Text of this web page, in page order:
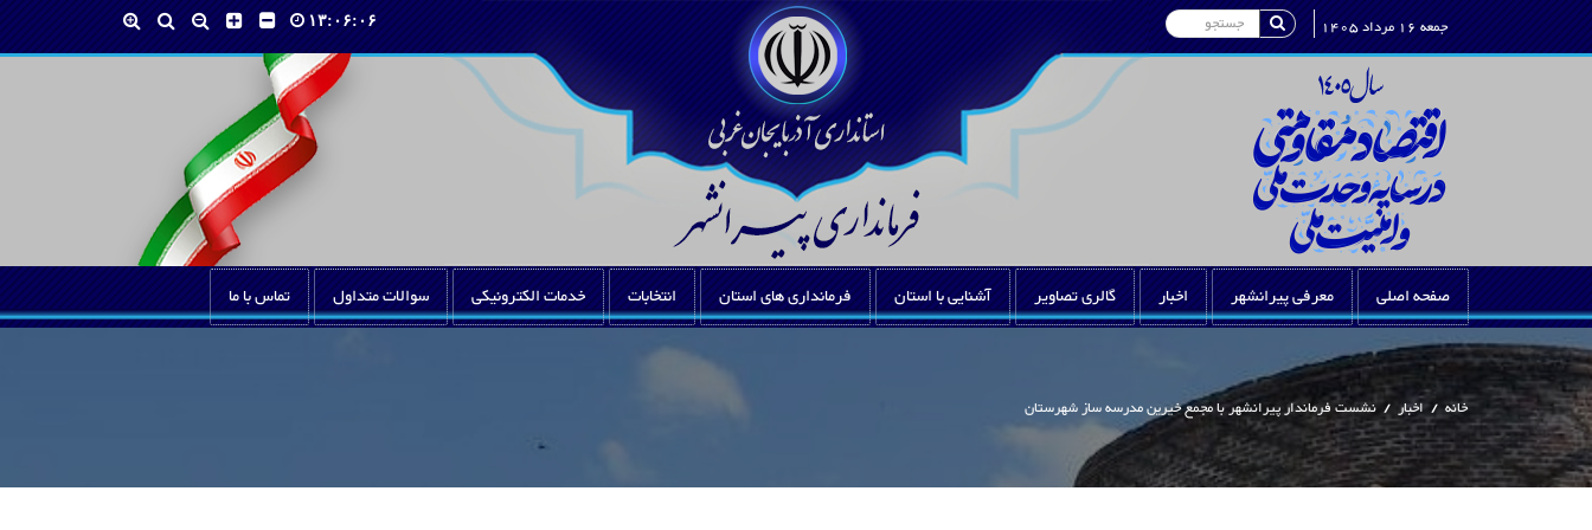
۱۳:۰۶:۰۶ Search جمعه 16 مرداد 1405
صفحه اصلی معرفی پیرانشهر اخبار گالری تصاویر آشنایی با استان فرمانداری های استان انتخابات خدمات الکترونیکی سوالات متداول تماس با ما
خانه / اخبار / نشست فرماندار پیرانشهر با مجمع خیرین مدرسه ساز شهرستان